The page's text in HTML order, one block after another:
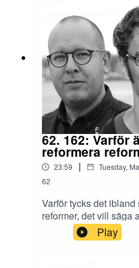
(2023)Cindy Cohn on
Against
Podcast)Håller
till
Fredrik N G
62. 162: Varför
reformera
23:59 | Tuesday,
62
Varför tycks det
reformer, det vill säga
baserat på lärdomar
eller anpassa
Play